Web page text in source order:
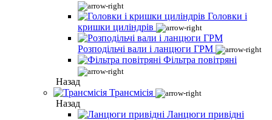
Головки і
кришки циліндрів
Розподільчі вали і ланцюги ГРМ
Фільтра повітряні
Назад
Трансмісія
Назад
Ланцюги привідні